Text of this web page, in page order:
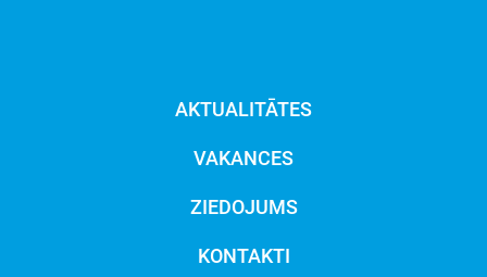
AKTUALITĀTES
VAKANCES
ZIEDOJUMS
KONTAKTI